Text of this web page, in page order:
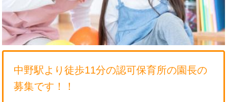
中野駅より徒歩11分の認可保育所の園長の
募集です！！